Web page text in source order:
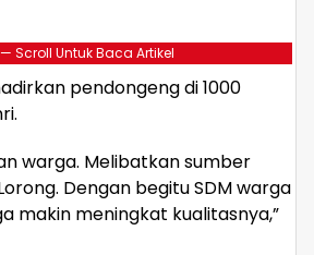
Scroll Untuk Baca Artikel
pendongeng di 1000
warga. Melibatkan sumber
Dengan begitu SDM warga
makin meningkat kualitasnya,”